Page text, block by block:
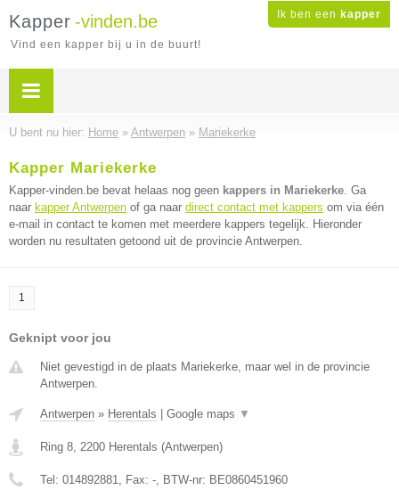
Ik ben een kapper
Kapper -vinden.be
Vind een kapper bij u in de buurt!
U bent nu hier: Home » Antwerpen » Mariekerke
Kapper Mariekerke
Kapper-vinden.be bevat helaas nog geen kappers in Mariekerke. Ga
naar kapper Antwerpen of ga naar direct contact met kappers om via één
e-mail in contact te komen met meerdere kappers tegelijk. Hieronder
worden nu resultaten getoond uit de provincie Antwerpen.
1
Geknipt voor jou
Niet gevestigd in de plaats Mariekerke, maar wel in de provincie
Antwerpen.
Antwerpen » Herentals Google maps ▼
Ring 8, 2200 Herentals (Antwerpen)
Tel: 014892881, Fax: -, BTW-nr: BE0860451960